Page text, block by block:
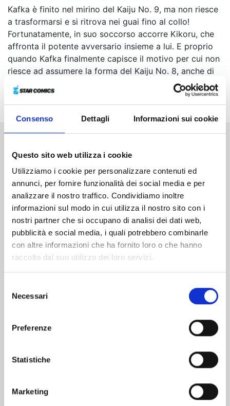
Consenso Dettagli Informazioni sui cookie
Questo sito web utilizza i cookie
Utilizziamo i cookie per personalizzare contenuti ed
annunci, per fornire funzionalità dei social media e per
analizzare il nostro traffico. Condividiamo inoltre
informazioni sul modo in cui utilizza il nostro sito con i
nostri partner che si occupano di analisi dei dati web,
pubblicità e social media, i quali potrebbero combinarle
con altre informazioni che ha fornito loro o che hanno
raccolto dal suo utilizzo dei loro servizi.
delNecessari
Preferenze
Statistiche
Marketing
Kafka è finito nel mirino del Kaiju No. 9, ma non riesce
a trasformarsi e si ritrova nei guai fino al collo!
Fortunatamente, in suo soccorso accorre Kikoru, che
affronta il potente avversario insieme a lui. E proprio
quando Kafka finalmente capisce il motivo per cui non
riesce ad assumere la forma del Kaiju No. 8, anche di
fronte al comandante Narumi compare un Kaiju No. 9!
Che sta succedendo?!
Altri volumi della serie